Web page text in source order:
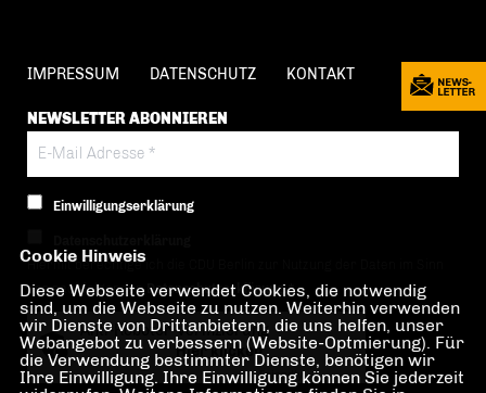
IMPRESSUM DATENSCHUTZ KONTAKT
NEWSLETTER ABONNIEREN
Einwilligungserklärung
Hiermit berechtige ich die CDU Berlin zur Nutzung der Daten im Sinn
der nachfolgenden Datenschutzerklärung.*
Anti-Roboter-Verifizierung
Hier klicken
Friendly Captcha ⇗
Cookie Hinweis
Diese Webseite verwendet Cookies, die notwendig
sind, um die Webseite zu nutzen. Weiterhin verwenden
wir Dienste von Drittanbietern, die uns helfen, unser
Webangebot zu verbessern (Website-Optmierung). Für
die Verwendung bestimmter Dienste, benötigen wir
Ihre Einwilligung. Ihre Einwilligung können Sie jederzeit